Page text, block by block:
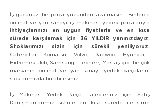
İş gücünüz bir parça yüzünden azalmasın... Binlerce
orijinal ve yan sanayi iş makinası yedek parçalarıyla
ihtiyaçlarınızı en uygun fiyatlarla ve en kısa
sürede karşılamak için 36 YILDIR yanınızdayız.
Stoklarımızı sizin için sürekli yeniliyoruz.
Caterpillar, Komatsu, Volvo, Daewoo, Hyundaı,
Hidromek, Jcb, Samsung, Liebherr, Mastaş gibi bir çok
markanın orijinal ve yan sanayi yedek parçalarını
stoklarımızda bulabilirsiniz.
İş Makinası Yedek Parça Talepleriniz için Satış
Danışmanlarımız sizinle en kısa sürede iletişime